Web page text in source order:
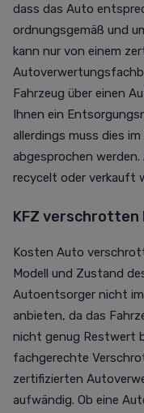
dass das Auto
ordnungsgemäß und
kann nur von einem
Fahrzeug über einen
Ihnen ein
allerdings muss dies
abgesprochen
recycelt oder verkauft
KFZ
Kosten Auto
Modell und Zustand
Autoentsorger nicht
anbieten, da das
nicht genug Restwert
fachgerechte
zertifizierten
aufwändig. Ob eine